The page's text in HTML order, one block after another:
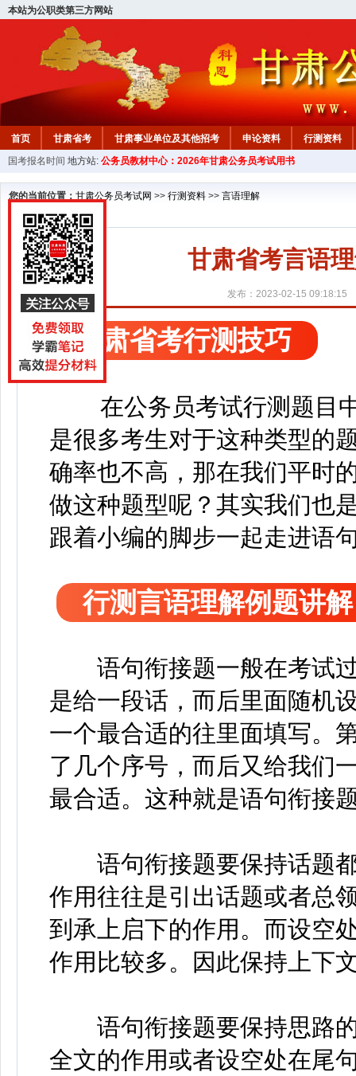
本站为公职类第三方网站
首页 甘肃省考 甘肃事业单位及其他招考 申论资料
行测资料
国考报名时间 地方站: 公务员教材中心：2026年甘肃公务员考试用书
您的当前位置： 甘肃公务员考试网 >> 行测资料 >> 言语理解
甘肃省考言语
发布：2023-02-15 09:18:15
甘肃省考行测技巧
在公务员考试行测题目
是很多考生对于这种类型的
确率也不高，那在我们平时
做这种题型呢？其实我们也
跟着小编的脚步一起走进语
行测言语理解例题讲解
语句衔接题一般在考试过
是给一段话，而后里面随机
一个最合适的往里面填写。
了几个序号，而后又给我们
最合适。这种就是语句衔接
语句衔接题要保持话题
作用往往是引出话题或者总
到承上启下的作用。而设空
作用比较多。因此保持上下
语句衔接题要保持思路
全文的作用或者设空处在尾